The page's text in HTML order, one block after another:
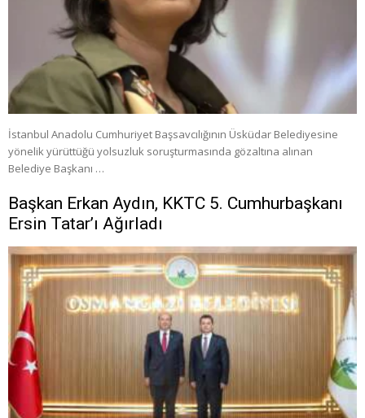
İstanbul Anadolu Cumhuriyet Başsavcılığının Üsküdar Belediyesine
yönelik yürüttüğü yolsuzluk soruşturmasında gözaltına alınan
Belediye Başkanı …
Başkan Erkan Aydın, KKTC 5. Cumhurbaşkanı
Ersin Tatar’ı Ağırladı